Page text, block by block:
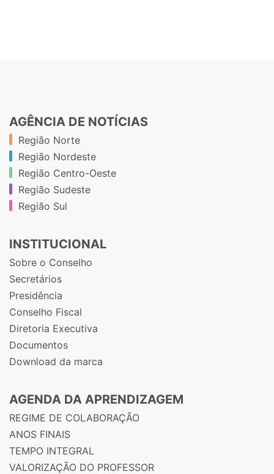
AGÊNCIA DE NOTÍCIAS
Região Norte
Região Nordeste
Região Centro-Oeste
Região Sudeste
Região Sul
INSTITUCIONAL
Sobre o Conselho
Secretários
Presidência
Conselho Fiscal
Diretoria Executiva
Documentos
Download da marca
AGENDA DA APRENDIZAGEM
REGIME DE COLABORAÇÃO
ANOS FINAIS
TEMPO INTEGRAL
VALORIZAÇÃO DO PROFESSOR